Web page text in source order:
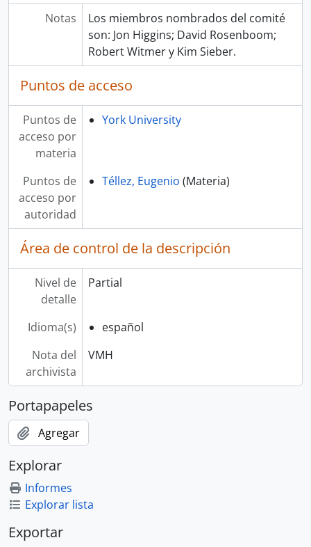
Notas
Los miembros nombrados del comité
son: Jon Higgins; David Rosenboom;
Robert Witmer y Kim Sieber.
Puntos de acceso
Puntos de
acceso por
materia
York University
Puntos de
acceso por
autoridad
Téllez, Eugenio (Materia)
Área de control de la descripción
Nivel de
detalle
Partial
Idioma(s)
español
Nota del
archivista
VMH
Portapapeles
Agregar
Explorar
Informes
Explorar lista
Exportar